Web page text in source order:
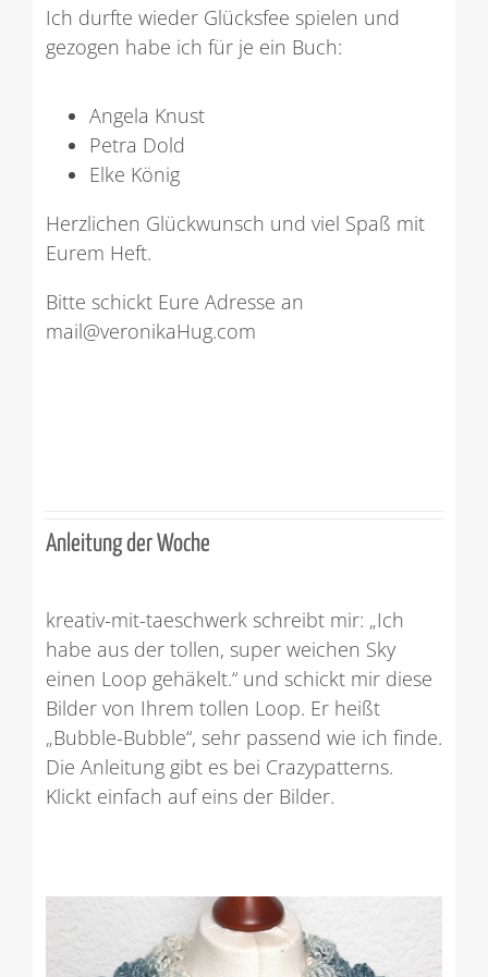
Ich durfte wieder Glücksfee spielen und
gezogen habe ich für je ein Buch:
Angela Knust
Petra Dold
Elke König
Herzlichen Glückwunsch und viel Spaß mit
Eurem Heft.
Bitte schickt Eure Adresse an
mail@veronikaHug.com
Anleitung der Woche
kreativ-mit-taeschwerk schreibt mir: „Ich
habe aus der tollen, super weichen Sky
einen Loop gehäkelt.“ und schickt mir diese
Bilder von Ihrem tollen Loop. Er heißt
„Bubble-Bubble“, sehr passend wie ich finde.
Die Anleitung gibt es bei Crazypatterns.
Klickt einfach auf eins der Bilder.